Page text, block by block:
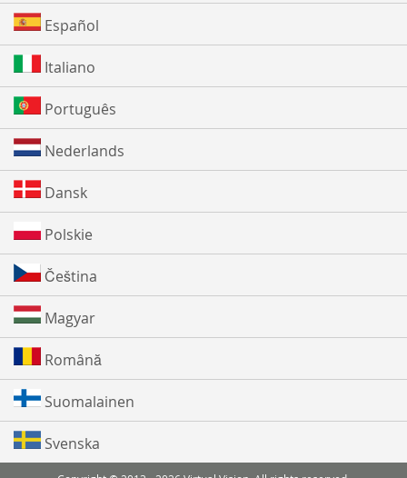
Español
Italiano
Português
Nederlands
Dansk
Polskie
Čeština
Magyar
Română
Suomalainen
Svenska